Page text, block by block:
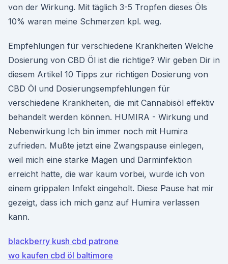
von der Wirkung. Mit täglich 3-5 Tropfen dieses Öls
10% waren meine Schmerzen kpl. weg.
Empfehlungen für verschiedene Krankheiten Welche
Dosierung von CBD Öl ist die richtige? Wir geben Dir in
diesem Artikel 10 Tipps zur richtigen Dosierung von
CBD Öl und Dosierungsempfehlungen für
verschiedene Krankheiten, die mit Cannabisöl effektiv
behandelt werden können. HUMIRA - Wirkung und
Nebenwirkung Ich bin immer noch mit Humira
zufrieden. Mußte jetzt eine Zwangspause einlegen,
weil mich eine starke Magen und Darminfektion
erreicht hatte, die war kaum vorbei, wurde ich von
einem grippalen Infekt eingeholt. Diese Pause hat mir
gezeigt, dass ich mich ganz auf Humira verlassen
kann.
blackberry kush cbd patrone
wo kaufen cbd öl baltimore